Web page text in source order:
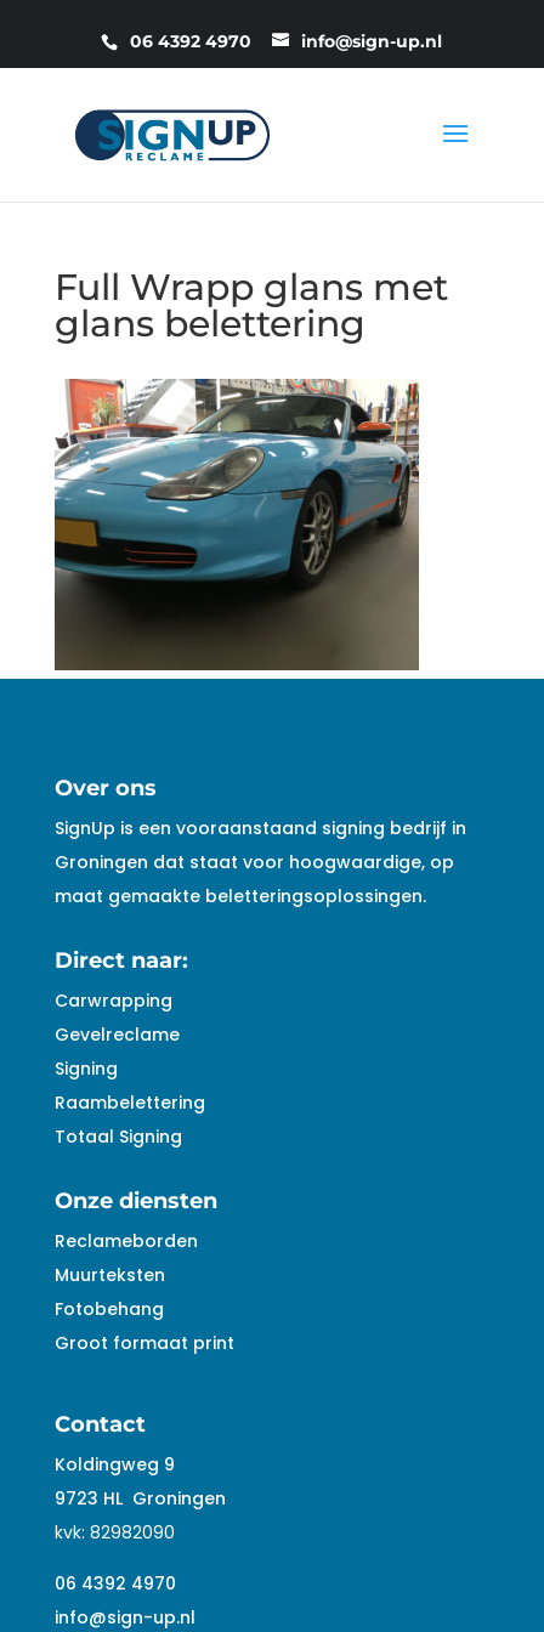
06 4392 4970 info@sign-up.nl
Full Wrapp glans met
glans belettering
Over ons
SignUp is een vooraanstaand signing bedrijf in
Groningen dat staat voor hoogwaardige, op
maat gemaakte beletteringsoplossingen.
Direct naar:
Carwrapping
Gevelreclame
Signing
Raambelettering
Totaal Signing
Onze diensten
Reclameborden
Muurteksten
Fotobehang
Groot formaat print
Contact
Koldingweg 9
9723 HL Groningen
kvk: 82982090
06 4392 4970
info@sign-up.nl